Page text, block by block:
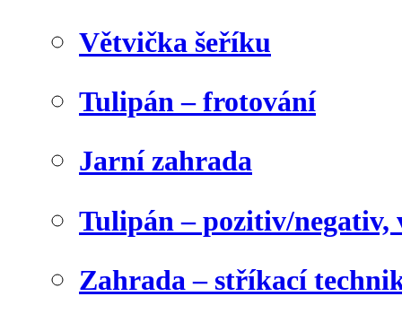
Větvička šeříku
Tulipán – frotování
Jarní zahrada
Tulipán – pozitiv/negativ,
Zahrada – stříkací